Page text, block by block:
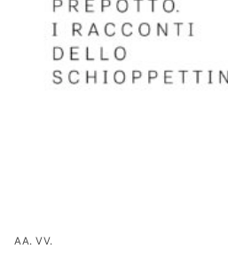
AA. VV.